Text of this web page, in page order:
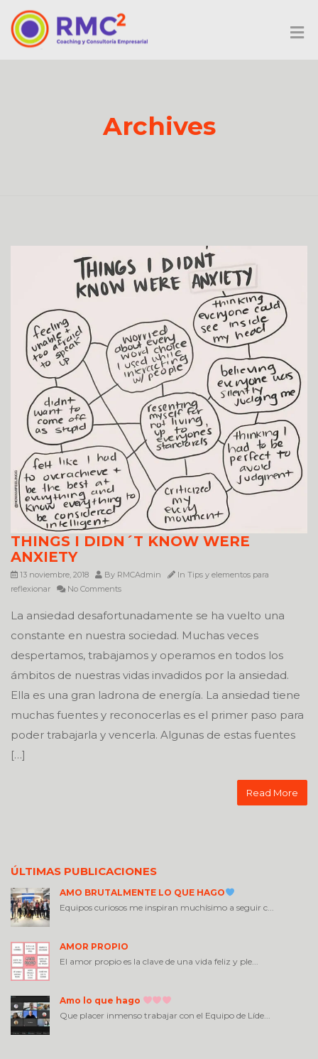
Archives
THINGS I DIDN´T KNOW WERE
ANXIETY
13 noviembre, 2018 By RMCAdmin In Tips y elementos para
reflexionar
No Comments
La ansiedad desafortunadamente se ha vuelto una
constante en nuestra sociedad. Muchas veces
despertamos, trabajamos y operamos en todos los
ámbitos de nuestras vidas invadidos por la ansiedad.
Ella es una gran ladrona de energía. La ansiedad tiene
muchas fuentes y reconocerlas es el primer paso para
poder trabajarla y vencerla. Algunas de estas fuentes
[…]
Read More
ÚLTIMAS PUBLICACIONES
AMO BRUTALMENTE LO QUE HAGO
Equipos curiosos me inspiran muchísimo a seguir c...
AMOR PROPIO
El amor propio es la clave de una vida feliz y ple...
Amo lo que hago
Que placer inmenso trabajar con el Equipo de Líde...